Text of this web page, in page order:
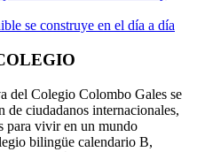
se construye en el día a día
del Colegio Colombo Gales se
de ciudadanos internacionales,
para vivir en un mundo
bilingüe calendario B,